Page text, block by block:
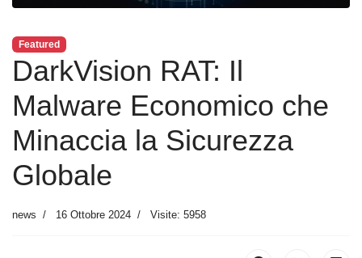
Featured
DarkVision RAT: Il
Malware Economico che
Minaccia la Sicurezza
Globale
news 16 Ottobre 2024 Visite: 5958